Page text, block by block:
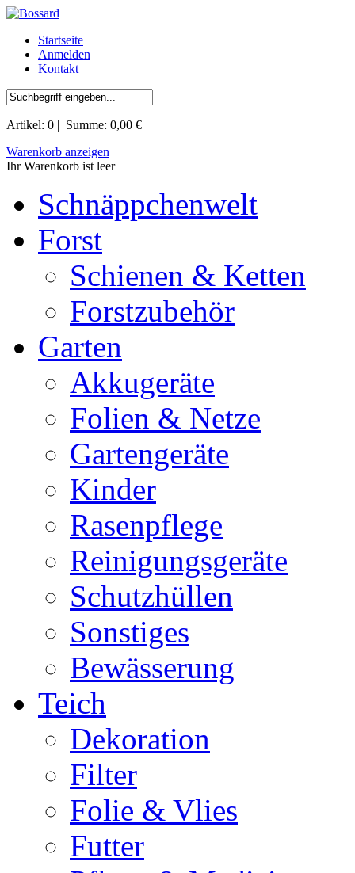
Startseite
Anmelden
Kontakt
Artikel: 0 | Summe: 0,00 €
Warenkorb anzeigen
Ihr Warenkorb ist leer
Schnäppchenwelt
Forst
Schienen & Ketten
Forstzubehör
Garten
Akkugeräte
Folien & Netze
Gartengeräte
Kinder
Rasenpflege
Reinigungsgeräte
Schutzhüllen
Sonstiges
Bewässerung
Teich
Dekoration
Filter
Folie & Vlies
Futter